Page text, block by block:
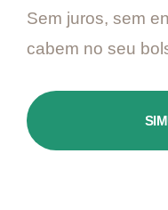
Sem juros, sem
cabem no seu